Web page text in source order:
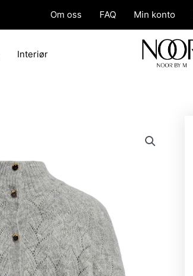
Om oss FAQ Min konto
Interiør